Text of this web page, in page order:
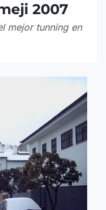
2007
mejor tunning en